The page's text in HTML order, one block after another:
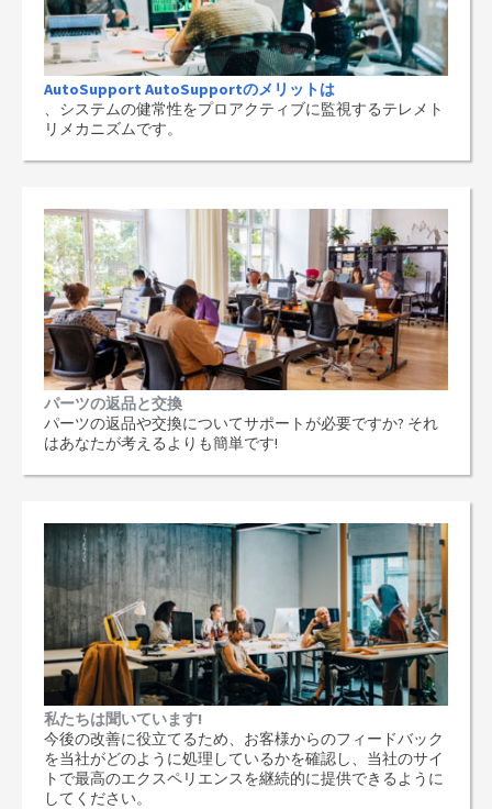
AutoSupport AutoSupportのメリットは
、システムの健常性をプロアクティブに監視するテレメト
リメカニズムです。
パーツの返品と交換
パーツの返品や交換についてサポートが必要ですか? それ
はあなたが考えるよりも簡単です!
私たちは聞いています!
今後の改善に役立てるため、お客様からのフィードバック
を当社がどのように処理しているかを確認し、当社のサイ
トで最高のエクスペリエンスを継続的に提供できるように
してください。